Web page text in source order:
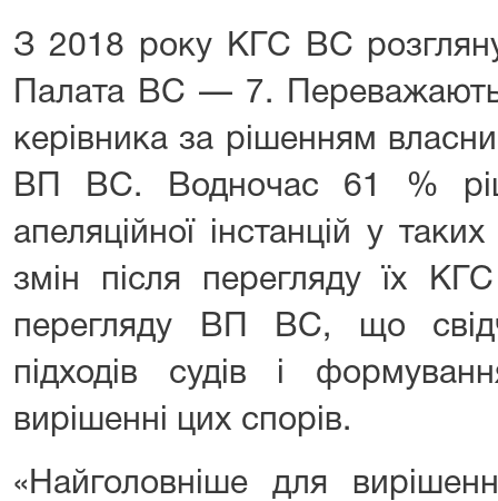
З 2018 року КГС ВС
Палата ВС — 7.
керівника за рішенням
ВП ВС. Водночас 61 %
апеляційної інстанцій у
змін після перегляду їх
перегляду ВП ВС, що
підходів судів і
вирішенні цих спорів.
«Найголовніше для